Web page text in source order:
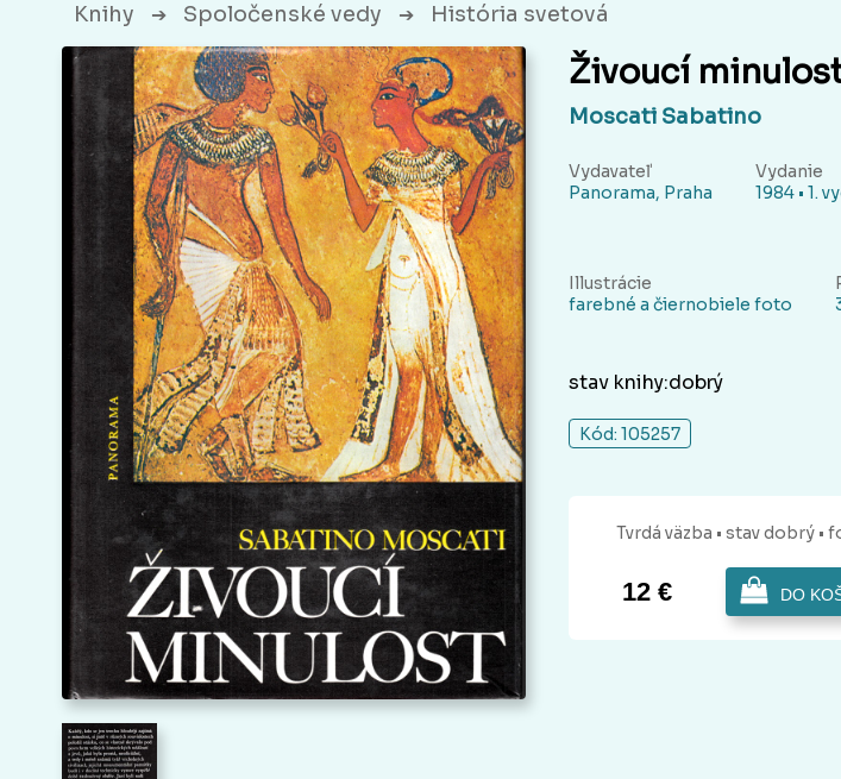
Knihy ➔ Spoločenské vedy ➔ História svetová
Živoucí
Moscati Sabatino
Vydavateľ
Panorama, Praha
Vydanie
1984 • 1.
Illustrácie
farebné a čiernobiele foto
stav knihy:dobrý
Kód: 105257
Tvrdá väzba • stav dobrý •
12 € DO